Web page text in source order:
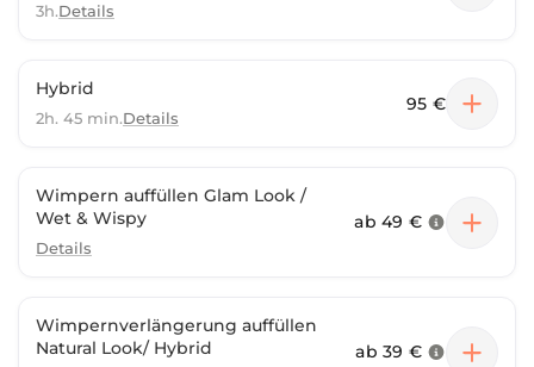
3h.Details
Hybrid
2h. 45 min.Details
95 €
Wimpern auffüllen Glam Look /
Wet & Wispy
Details
ab 49 €
Wimpernverlängerung auffüllen
Natural Look/ Hybrid
ab 39 €